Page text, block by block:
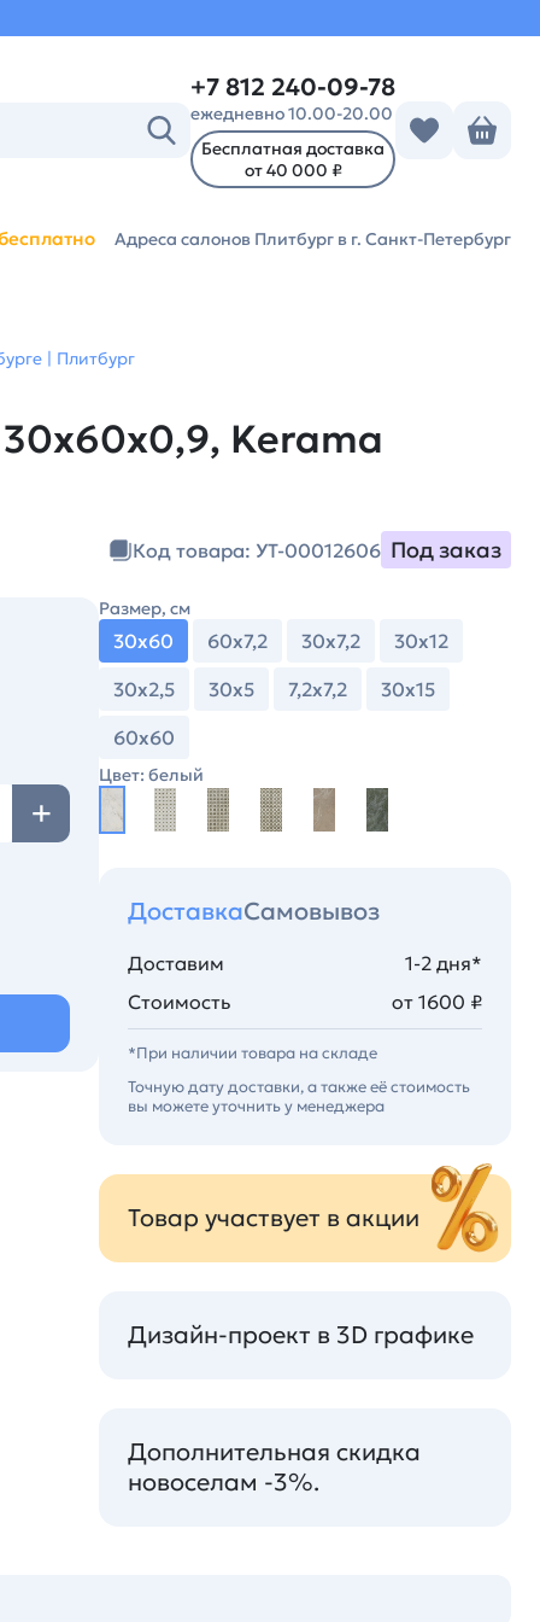
+7 812 240-09-78
ежедневно 10.00-20.00
Бесплатная доставка
от 40 000 ₽
Адреса салонов Плитбург в г. Санкт-Петербург
| Плитбург
Kerama
Код товара: УТ-00012606 Под заказ
Размер, см
30х60 60х7,2 30х7,2
30х12
30х2,5
30х5 7,2х7,2
30х15
60х60
Цвет: белый
ДоставкаСамовывоз
Доставим
1-2 дня*
Стоимость
от 1600 ₽
*При наличии товара на складе
Точную дату доставки, а также её стоимость
вы можете уточнить у менеджера
Товар участвует в акции
Дизайн-проект в 3D графике
Дополнительная скидка
новоселам -3%.